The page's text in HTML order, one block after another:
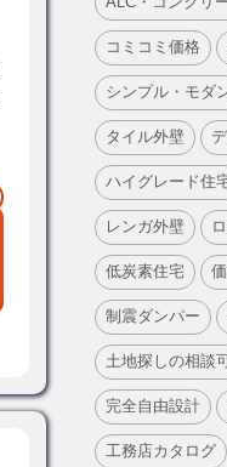
コミコミ価格
シンプル・モダ
タイル外壁
ハイグレード住
レンガ外壁
低炭素住宅
制震ダンパー
土地探しの相談可
完全自由設計
工務店カタログ